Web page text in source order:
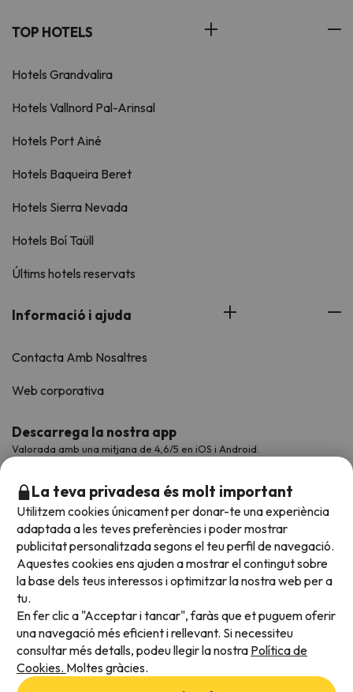
TOP HOTELS
Hotels Grandvalira
Hotels Vallnord Pal-Arinsal
Hotels Port Ainé
Hotels Baqueira Beret
Hotels Sierra Nevada
Hotels Boí Taüll
Últims hotels reservats
Informació i ajuda
Contacta Amb Nosaltres
Web corporativa
Descarrega la nostra app
Valorada amb una mitjana de 4,6/5 en iOS i Android.
Acceptem
La teva privadesa és molt important
Utilitzem cookies únicament per donar-te una experiència
adaptada a les teves preferències i poder mostrar
publicitat personalitzada segons el teu perfil de navegació.
Aquestes cookies ens ajuden a mostrar el contingut sobre
la base dels teus interessos i optimitzar la nostra web per a
tu.
En fer clic a "Acceptar i tancar", faràs que et puguem oferir
una navegació més eficient i rellevant. Si necessiteu
consultar més detalls, podeu llegir la nostra Política de
Cookies. Moltes gràcies.